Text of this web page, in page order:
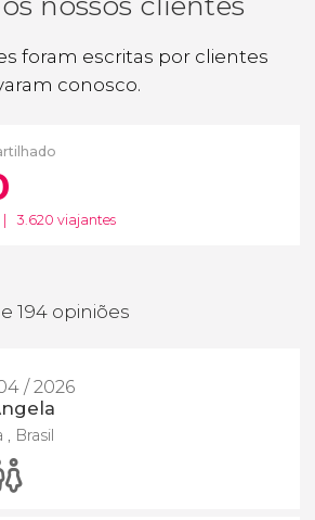
foram escritas por clientes
conosco.
3.620 viajantes
194 opiniões
/ 2026
, Brasil